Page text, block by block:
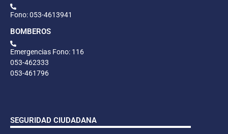
Fono: 053-4613941
BOMBEROS
Emergencias Fono: 116
053-462333
053-461796
SEGURIDAD CIUDADANA